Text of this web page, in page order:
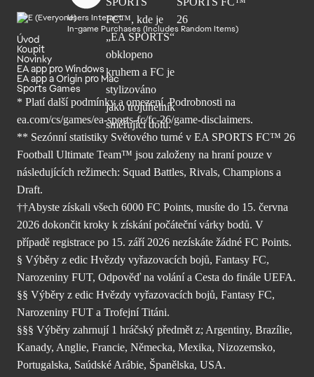
Users Interact
In-game Purchases (Includes Random Items)
Úvod
Koupit
Novinky
EA app pro Windows
EA app a Origin pro Mac
Sports Games
* Platí další podmínky a omezení. Podrobnosti na
ea.com/cs/games/ea-sports-fc/fc-26/game-disclaimers.
** Sezónní statistiky Světového turné v EA SPORTS FC™ 26
Football Ultimate Team™ jsou založeny na hraní pouze v
následujících režimech: Squad Battles, Rivals, Champions a
Draft.
††Abyste získali všech 6000 FC Points, musíte do 15. června
2026 dokončit kroky k získání počáteční várky bodů. V
případě registrace po 15. září 2026 nezískáte žádné FC Points.
§ Výběry z edic Hvězdy vyřazovacích bojů, Fantasy FC,
Narozeniny FUT, Odpověď na volání a Cesta do finále UEFA.
§§ Výběry z edic Hvězdy vyřazovacích bojů, Fantasy FC,
Narozeniny FUT a Trofejní Titáni.
§§§ Výběry zahrnují 1 hráčský předmět z; Argentiny, Brazílie,
Kanady, Anglie, Francie, Německa, Mexika, Nizozemsko,
Portugalska, Saúdské Arábie, Španělska, USA.